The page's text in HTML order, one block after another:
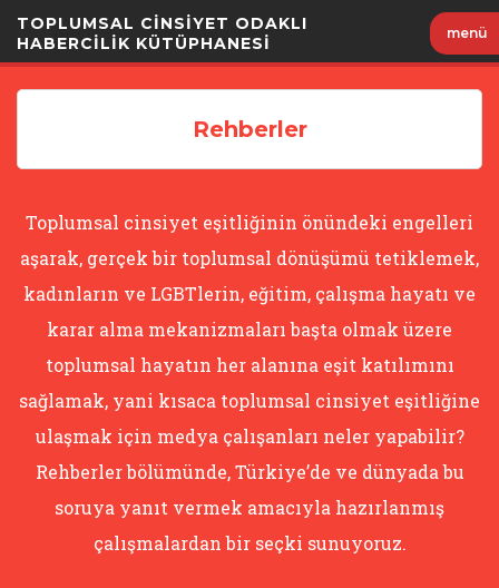
Geç
TOPLUMSAL CİNSİYET ODAKLI
HABERCİLİK KÜTÜPHANESİ
menü
Rehberler
Toplumsal cinsiyet eşitliğinin önündeki engelleri
aşarak, gerçek bir toplumsal dönüşümü tetiklemek,
kadınların ve LGBTlerin, eğitim, çalışma hayatı ve
karar alma mekanizmaları başta olmak üzere
toplumsal hayatın her alanına eşit katılımını
sağlamak, yani kısaca toplumsal cinsiyet eşitliğine
ulaşmak için medya çalışanları neler yapabilir?
Rehberler bölümünde, Türkiye’de ve dünyada bu
soruya yanıt vermek amacıyla hazırlanmış
çalışmalardan bir seçki sunuyoruz.